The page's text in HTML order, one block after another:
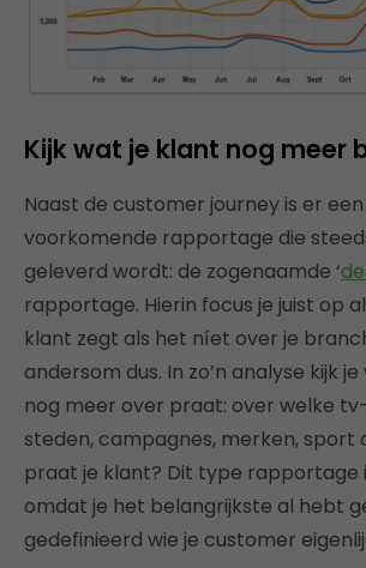
Kijk wat je klant nog meer
Naast de customer journey is er
voorkomende rapportage die
geleverd wordt: de zogenaamde ‘
rapportage. Hierin focus je juist op
klant zegt als het níet over je
andersom dus. In zo’n analyse kijk
nog meer over praat: over welke
steden, campagnes, merken, sport
praat je klant? Dit type rapportage
omdat je het belangrijkste al hebt
gedefinieerd wie je customer